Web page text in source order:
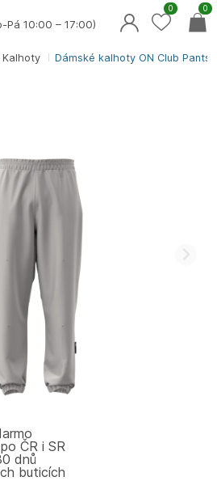
Kalhoty Dámské kalhoty ON Club Pants
ČR i SR
dnů
buticích
Pá 10:00 – 17:00)
0
0